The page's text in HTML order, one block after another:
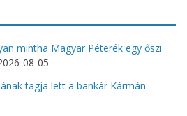
mintha Magyar Péterék egy őszi
08-05
tagja lett a bankár Kármán